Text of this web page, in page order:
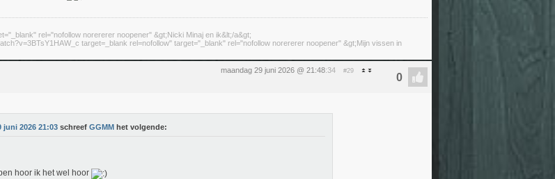
rel="nofollow norererer noopener" &gt;Nicki Minaj en ik&lt;/a&gt;
target=_blank rel=nofollow" target="_blank" rel="nofollow norererer noopener" &gt;Mijn vissen in
maandag 29 juni 2026 @ 21:48:34 #29
juni 2026 21:03 schreef GGMM het volgende:
hoor ik het wel hoor